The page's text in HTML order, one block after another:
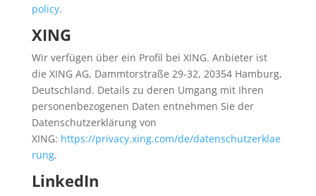
policy.
XING
Wir verfügen über ein Profil bei XING. Anbieter ist
die XING AG, Dammtorstraße 29-32, 20354 Hamburg,
Deutschland. Details zu deren Umgang mit Ihren
personenbezogenen Daten entnehmen Sie der
Datenschutzerklärung von
XING: https://privacy.xing.com/de/datenschutzerklae
rung.
LinkedIn